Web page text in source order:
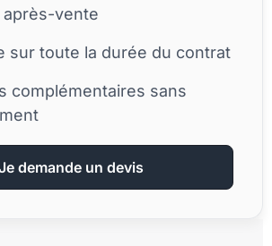
après-vente
sur toute la durée du contrat
complémentaires sans
demande un devis